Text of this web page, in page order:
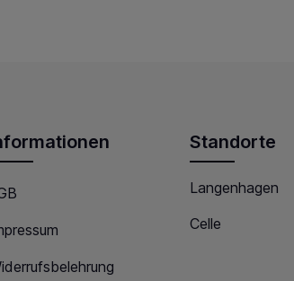
Standorte
Langenhagen
Celle